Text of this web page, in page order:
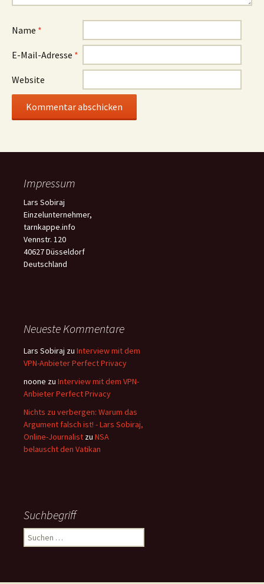
Name *
E-Mail-Adresse *
Website
Impressum
Lars Sobiraj
Einzelunternehmer,
tarnkappe.info
Vennstr. 120
40627 Düsseldorf
Deutschland
Neueste Kommentare
Lars Sobiraj zu Interview mit dem
VPN-Anbieter Perfect Privacy
noone zu Interview mit dem VPN-
Anbieter Perfect Privacy
Nichts zu verbergen: Warum das
Argument falsch ist! - Lars Sobiraj,
Online-Journalist zu NSA
belauscht den Vatikan
Suchbegriff
Suchen
nach: